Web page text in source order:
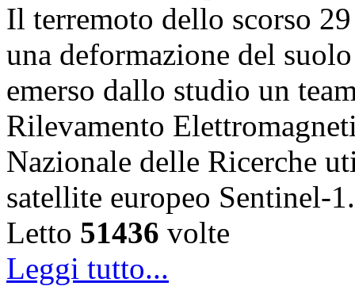
Il terremoto dello scorso
una deformazione del
emerso dallo studio un
Rilevamento
Nazionale delle Ricerche
satellite europeo
Letto 51436 volte
Leggi tutto...